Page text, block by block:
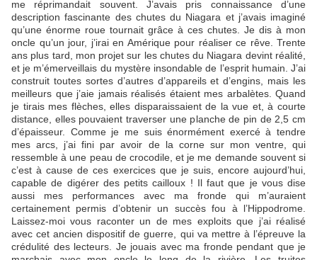
me réprimandait souvent. J’avais pris connaissance d’une
description fascinante des chutes du Niagara et j’avais imaginé
qu’une énorme roue tournait grâce à ces chutes. Je dis à mon
oncle qu’un jour, j’irai en Amérique pour réaliser ce rêve. Trente
ans plus tard, mon projet sur les chutes du Niagara devint réalité,
et je m’émerveillais du mystère insondable de l’esprit humain. J’ai
construit toutes sortes d’autres d’appareils et d’engins, mais les
meilleurs que j’aie jamais réalisés étaient mes arbalètes. Quand
je tirais mes flèches, elles disparaissaient de la vue et, à courte
distance, elles pouvaient traverser une planche de pin de 2,5 cm
d’épaisseur. Comme je me suis énormément exercé à tendre
mes arcs, j’ai fini par avoir de la corne sur mon ventre, qui
ressemble à une peau de crocodile, et je me demande souvent si
c’est à cause de ces exercices que je suis, encore aujourd’hui,
capable de digérer des petits cailloux ! Il faut que je vous dise
aussi mes performances avec ma fronde qui m’auraient
certainement permis d’obtenir un succès fou à l’Hippodrome.
Laissez-moi vous raconter un de mes exploits que j’ai réalisé
avec cet ancien dispositif de guerre, qui va mettre à l’épreuve la
crédulité des lecteurs. Je jouais avec ma fronde pendant que je